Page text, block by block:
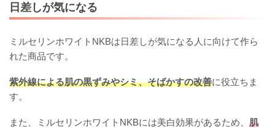
日差しが気になる
ミルセリンホワイトNKBは日差しが気になる人に向けて作ら
れた商品です。
紫外線による肌の黒ずみやシミ、そばかすの改善に役立ちま
す。
また、ミルセリンホワイトNKBには美白効果があるため、 肌